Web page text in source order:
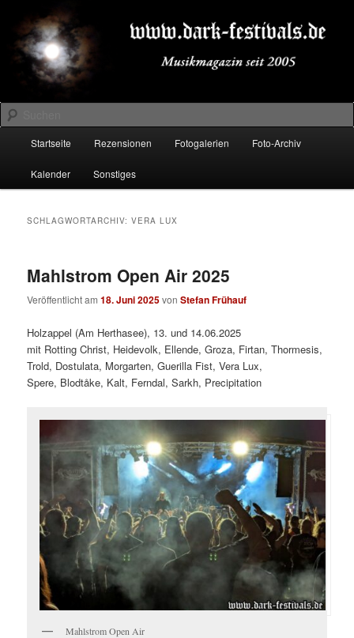
primären
Inhalt
springen
sekundären
Inhalt
springenDARK-FESTIVALS.DE
Suchen
Startseite Rezensionen Fotogalerien Foto-Archiv
Kalender Sonstiges
SCHLAGWORTARCHIV:VERA LUX
Mahlstrom Open Air 2025
Veröffentlicht am18. Juni 2025vonStefan Frühauf
Holzappel (Am Herthasee), 13. und 14.06.2025
mit Rotting Christ, Heidevolk, Ellende, Groza, Firtan, Thormesis,
Trold, Dostulata, Morgarten, Guerilla Fist, Vera Lux,
Spere, Blodtåke, Kalt, Ferndal, Sarkh, Precipitation
Mahlstrom Open Air